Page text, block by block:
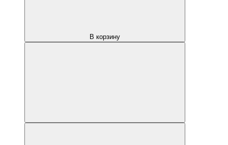
В корзину